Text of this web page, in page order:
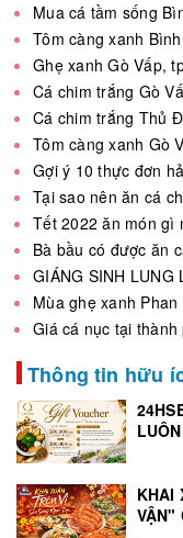
Mua cá tầm sống
Tôm càng xanh
Ghẹ xanh Gò Vấp,
Cá chim trắng Gò
Cá chim trắng Thủ
Tôm càng xanh Gò
Gợi ý 10 thực đơn
Tại sao nên ăn cá
Tết 2022 ăn món gì
Bà bầu có được ăn
GIÁNG SINH LUNG
Mùa ghẹ xanh Phan
Giá cá nục tại
Thông tin hữu
KHAI
VẬN"